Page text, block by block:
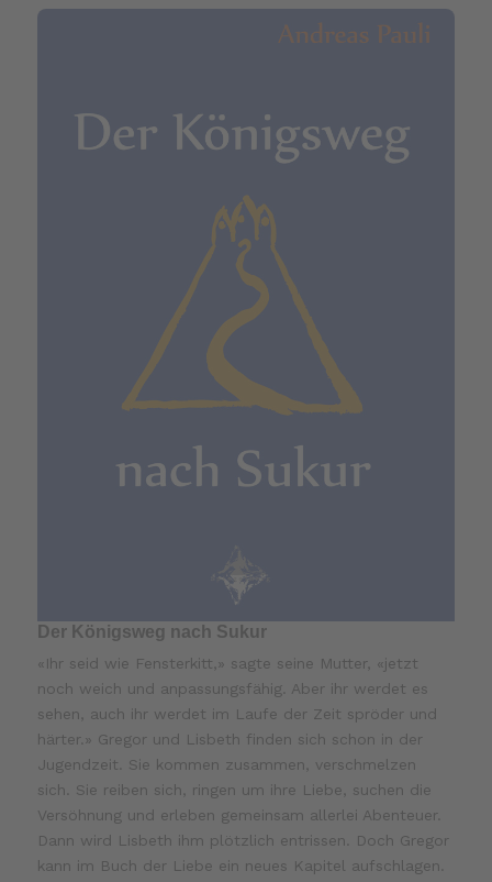
Der Königsweg nach Sukur
«Ihr seid wie Fensterkitt,» sagte seine Mutter, «jetzt
noch weich und anpassungsfähig. Aber ihr werdet es
sehen, auch ihr werdet im Laufe der Zeit spröder und
härter.» Gregor und Lisbeth finden sich schon in der
Jugendzeit. Sie kommen zusammen, verschmelzen
sich. Sie reiben sich, ringen um ihre Liebe, suchen die
Versöhnung und erleben gemeinsam allerlei Abenteuer.
Dann wird Lisbeth ihm plötzlich entrissen. Doch Gregor
kann im Buch der Liebe ein neues Kapitel aufschlagen.